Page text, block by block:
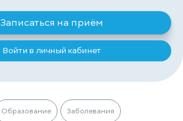
Записаться на приём
Войти в личный кабинет
Образование Заболевания